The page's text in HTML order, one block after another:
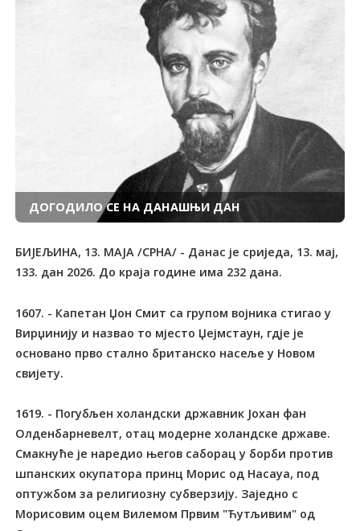
ДОГОДИЛО СЕ НА ДАНАШЊИ ДАН
БИЈЕЉИНА, 13. МАЈА /СРНА/ - Данас је сриједа, 13. мај,
133. дан 2026. До краја године има 232 дана.
1607. - Капетан Џон Смит са групом војника стигао у Вирџинију и назвао то мјесто Џејмстаун, гдје је основано прво стално британско насеље у Новом свијету. 1619. - Погубљен холандски државник Јохан фан Олденбарневелт, отац модерне холандске државе. Смакнуће је наредио његов саборац у борби против шпанских окупатора принц Морис од Насауа, под оптужбом за религиозну субверзију. Заједно с Морисовим оцем Вилемом Првим "Ћутљивим" од Оранжа, владаром новостворене протестантске републике Уједињених Провинција Низоземске, предводио је крајем 16. вијека побуну против Шпанаца који су силом натурали римокатолицизам. Одлучујуће је допринио економском процвату Холандије, њеној трговинској експанзији и оснивању Холандске источноиндијске компаније, али је његов умјерени протестантизам толико засметао Морису да га је ухапсио и погубио, што историчари сматрају најтамнијом мрљом ране холандске историје. 1717. - Рођена аустријска царица, чешка и мађарска краљица Марија Терезија, која је током владавине од 1740. до смрти 1780. проводила реформе у духу просвијећеног апсолутизма, али и германизацију и насилно покатоличавање. Србима у Поморишкој крајини укинула је привилегије, чиме је подстакла њихове сеобе у Русију од 1751. до 1753. Да би осигурала оспоравани пријесто, водила је рат за аустријско насљеђе од 1740. до 1748. у којем јој је 1745. пруски краљ Фридрих Други Велики преотео Шлезију и учествовала је у Седмогодишњем рату од 1756. до 1763. 1792. - Рођен италијански свештеник Ђовани Марија Мастаи Ферети, од 1846. папа Пије Девети, чији је понтификат трајао 31 годину и 236 дана, најдуже у историји римокатоличке цркве. На Ватиканском сабору 1870. прогласио је догму о папској непогрешивости. 1795. - Рођен словачки филолог и историчар Павел Јозеф Шафарик, идеолог словенске узајамности и један од оснивача славистике. Као директор Српске гимназије у Новом Саду од 1819. до 1833. придобио је многе утицајне личности, укључујући владаре Србије и Црне Горе Милоша Обреновића и Петра Другог Петровића Његоша, за шире истраживачке подухвате у проучавању језика и књижевности Јужних Словена. Био је и предсједник "Социетас славица", првог читалачко-претплатничког часописа Словака у Војводини. Од 1833. се у Прагу као библиотекар Универзитетске библиотеке посветио изучавању словенских језика, књижевности и историје. За српску културу су посебно значајна "Српска читанка" у којој је изложио поријекло и развитак српског језика, затим "Житије Стевана Немање" и "Душанов законик". Остала дјела: "Историја словенског језика и књижевности свих дијалеката", "Словенске старине", "Словенска етнографија", "Споменици старе књижевности Југословена", "О поријеклу и завичају глагољице", "Историја југословенске књижевности", "Житија Ћирила и Методија". 1798. - Рођен српски сликар Константин Данил, један од највећих српских сликара 19. вијека, представник српског бидермајера. Стилом и техником, блиском бечким класицистима, радио је иконостасе - најзначајнији су у Успенској цркви у Панчеву и у епархијској цркви у Темишвару - портрете, мртву природу, композиције. Достизао је право мајсторство као портретиста, испољавајући знатну умјетничку снагу и племенитост колорита, поготово у периоду ослобађања стега стилизације, кад је моделовао слободније и тежио психолошкој анализи, што је нарочито упечатљиво у портретима "Павле Кенгелац" и "Умјетникова жена". 1809. - Трупе француског цара Наполеона Првог ушле у Беч. 1830. - Основана република Еквадор. 1840. - Рођен француски писац Алфонс Доде, аутор трилогије о згодама Тартарена Тарасконца, ремек-дјела француске хумористичке прозе. Био је натуралиста, али се одликовао топлином у разумијевању људске несреће, ненаметљивим хуманизмом и изузетним даром запажања. Писао је романе, драме и новеле. Дјела: "Писма из мог млина", "Тартарен Тарасконац", "Набоб", "Сафо", "Нума Руместан", "Краљеви у изгнанству", "Бесмртник". 1846. - Конгрес САД формално објавио рат Мексику, мада су борбе у Калифорнији започете неколико дана раније. Послије крвавих двогодишњих сукоба САД су добиле рат 1848, отевши Нови Мексико и златом богату Калифорнију, чиме је Мексико сведен у садашње границе. 1848. - У Сремским Карловцима скупштина представника 175 црквених општина војвођанских епархија, заједно с делегатима из Србије, изабрала митрополита Јосифа Рајачића за патријарха, а пуковника Стевана Шупљикца за војводу. Скупштина је истакла и право Срба у Аустрији и Угарској на аутономни политички и културни развој, а 15. маја је прогласила Српску Војводину која је обухватала Срем, Војну крајину у Срему, Барању и Бачку с бечејским и шајкашким окрузима и Банат с Војном крајином и Кикиндским округом. Прокламован је савез Српске Војводине са Славонијом, Хрватском и Далмацијом. Аустријска и мађарска влада прогласиле су одлуке Мајске скупштине незаконитим, али је аустријски устав од 4. марта 1849. потврдио оснивање Српске Војводине и Тамишког Баната, у које су укључени Бодрошка, Торонталска, Тамишка и Крашовска жупанија и Румски и Илочки округ Сремске жупаније. Војводина је добила статус посебне управне територије, а аустријски цар је додао титулу великог војводе. 1851. - Рођен српски писац и љекар Лаза Лазаревић, један од најбољих српских реалиста. Права је завршио у Београду, а медицину у Берлину. Написао је само девет приповиједака, од којих је "Швабица" остала у фрагментима. Мада с патријархалним погледима на живот, његове приповијетке - сажете, с веома снажном унутрашњом драматиком - имају класичну вриједност. Преводио је руске писце Николаја Черњишевског, Николаја Гогоља и Алексеја Писемског и француског писца Ежена Сркриба. Као љекар је учествовао у организацији санитета у Србији и објавио 54 рада у стручним медицинским часописима, од којих неки имају изузетан значај. Остала дјела: "Први пут с оцем на јутрење", "Све ће то народ позлатити", "Ветар", "На бунару", "Школска икона", "Он зна све", "У добри час хајдуци", "Вертер". 1862. - Рођен српски писац Јанко Веселиновић, реалиста и романтик народњак, превасходно сликар мачванског села, које је описивао с много љубави, идеализујући патријархални живот. Одлично је познавао српски језик и вјешто га користио у романима, приповијеткама и позоришним комадима. Дјела: романи "Хајдук Станко", "Јунак наших дана", "Борци", збирке приповиједака "Слике из сеоског живота", "Од срца срцу", "Рајске душе", "Зелени вајати", "Мале приче", "Сељанка", позоришна игра с пјевањем "Ђидо", комад "Потера". 1871. - Италија донијела Закон о гаранцијама, којим је папа проглашен неприкосновеном особом, у чијем је посједу сједиште римокатоличке цркве Ватикан. 1881. - Рођен српски социјалиста Димитрије Туцовић, вођа социјалистичког покрета у Србији, пацифиста и ватрени противник рата, али се као родољуб борио у ослободилачким ратовима Србије од 1912. до погибије 1914. Предводио је 5. априла 1903. демонстрације у Београду против режима краља Александра Обреновића и потом је морао да емигрира у Беч. По повратку у отаџбину послије мајског преврата 1903. уређивао је "Народне новине". Дипломирао је права у Београду 1906, секретар Српске социјалдемократске партије постао је 1908, а теоријски часопис "Борба" покренуо је 1910. На Међународном социјалистичком конгресу у Копенхагену 1910. је, у значајном говору о аустроугарској анексији Босне и Херцеговине, указао на погрешан став аустријских социјалиста о националном питању. У полемици је убједљиво поразио једног од вођа аустријске Социјалистичке партије - Карла Ренера, канцелара Аустрије послије Првог свјетског рата, указавши на колонијално-поробљивачку политику Аустро-Угарске и неодрживост става социјалиста те земље да слиједе владу. Објавио је око 600 радова у домаћим и страним листовима. Погинуо је 20. новембра 1914. у Колубарској бици на Врапчем брду код Лазаревца. Дјела: "Законско осигурање радника", "Србија и Албанија", "Закон о радњама и социјална демократија", "У изборну борбу!", "За социјалну политику", "Социјал-демократски агитатор", "Порези: једна жалосна глава у политици српске буржоазије", "Јединство покрета". 1882. - Рођен француски сликар Жорж Брак, који је с Паблом Пикасом 1905. основао кубистички покрет. Послије Првог свјетског рата пролазио је кроз многе фазе, сликајући с упадљивом оригиналношћу. Тражећи рјешења између објективног и субјективног, сликао је пејзаже, актове и мртву природу. 1887. - У Београду основана Провизорна опсерваторија Велике школе, чији је рад омогућио израду десетина научних радова који су послужили као основа за истраживања климатских услова. Оснивањем Републичког хидрометеоролошког завода Србије 1947. Опсерваторија је постала његов саставни дио. 1888. - У Бразилу укинуто ропство. 1914. - Рођен амерички боксер афричког поријекла Џозеф Луис Бароу, познат као Џое Луис, апсолутни првак свијета у тешкој категорији од 1937. до 1949. Титулу је освојио 22. јуна 1937. у мечу са земљаком Џимом Брадоком и одбранио је 25 пута, по чему је рекордер, а нико га није надмашио ни по дужини држања титуле. Повукао се непоражен 1949, али се због финансијских недаћа вратио на ринг и 1950. и 1951. безуспјешно покушао да врати титулу. 1930. - Умро норвешки поларни истраживач Фритјоф Нансен, дипломата и хуманиста, професор океанографије на Универзитету у Ослу, добитник Нобелове награде за мир 1922. године. Истраживао је од 1893. до 1896. Гренланд и Сјеверни ледени океан, а послије Првог свјетског рата бавио се заштитом ратних заробљеника и националних мањина. Као високи комесар Друштва народа руководио је репатријацијом ратних заробљеника и допринио потписивању Женевског протокола о избјеглицама. Једна врста емигрантског пасоша, названа "Нансенов пасош", и сада је у употреби за расељена лица као потврда идентитета. 1931. - Умро српски композитор и хоровођа Јосиф Маринковић, члан Српске краљевске академије, који је највећи дио стваралаштва посветио херојској романтичарској музици, знатно је обогативши у техничком и изражајном погледу. Његове соло пјесме и многе хорске композиције уз пратњу клавира посебан су допринос српској музици. Завршио је Оргуљашку школу у Праг